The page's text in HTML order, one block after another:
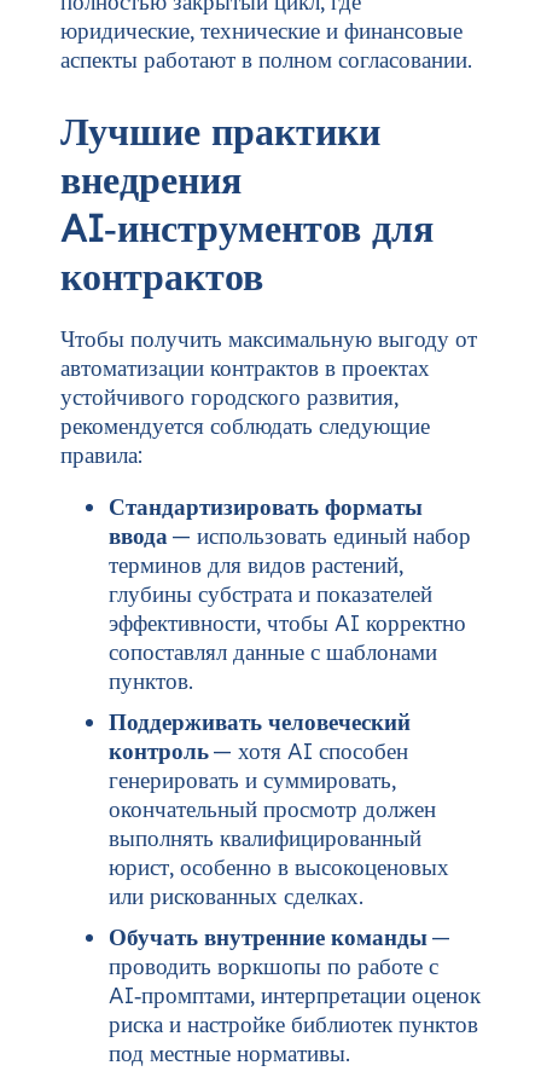
юридические, технические и финансовые
аспекты работают в полном согласовании.
Лучшие практики
внедрения
AI‑инструментов для
контрактов
Чтобы получить максимальную выгоду от
автоматизации контрактов в проектах
устойчивого городского развития,
рекомендуется соблюдать следующие
правила:
Стандартизировать форматы
ввода — использовать единый набор
терминов для видов растений,
глубины субстрата и показателей
эффективности, чтобы AI корректно
сопоставлял данные с шаблонами
пунктов.
Поддерживать человеческий
контроль— хотя AI способен
генерировать и суммировать,
окончательный просмотр должен
выполнять квалифицированный
юрист, особенно в высокоценовых
или рискованных сделках.
Обучать внутренние команды—
проводить воркшопы по работе с
AI‑промптами, интерпретации оценок
риска и настройке библиотек пунктов
под местные нормативы.